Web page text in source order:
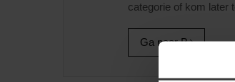
categorie of kom later
Ga naar B